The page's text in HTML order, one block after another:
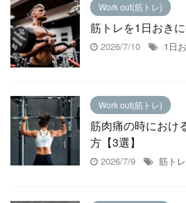
Work out(筋トレ)
筋トレを1日おき
2026/7/10 1日
Work out(筋トレ)
筋肉痛の時におけ
方【3選】
2026/7/9 筋トレ